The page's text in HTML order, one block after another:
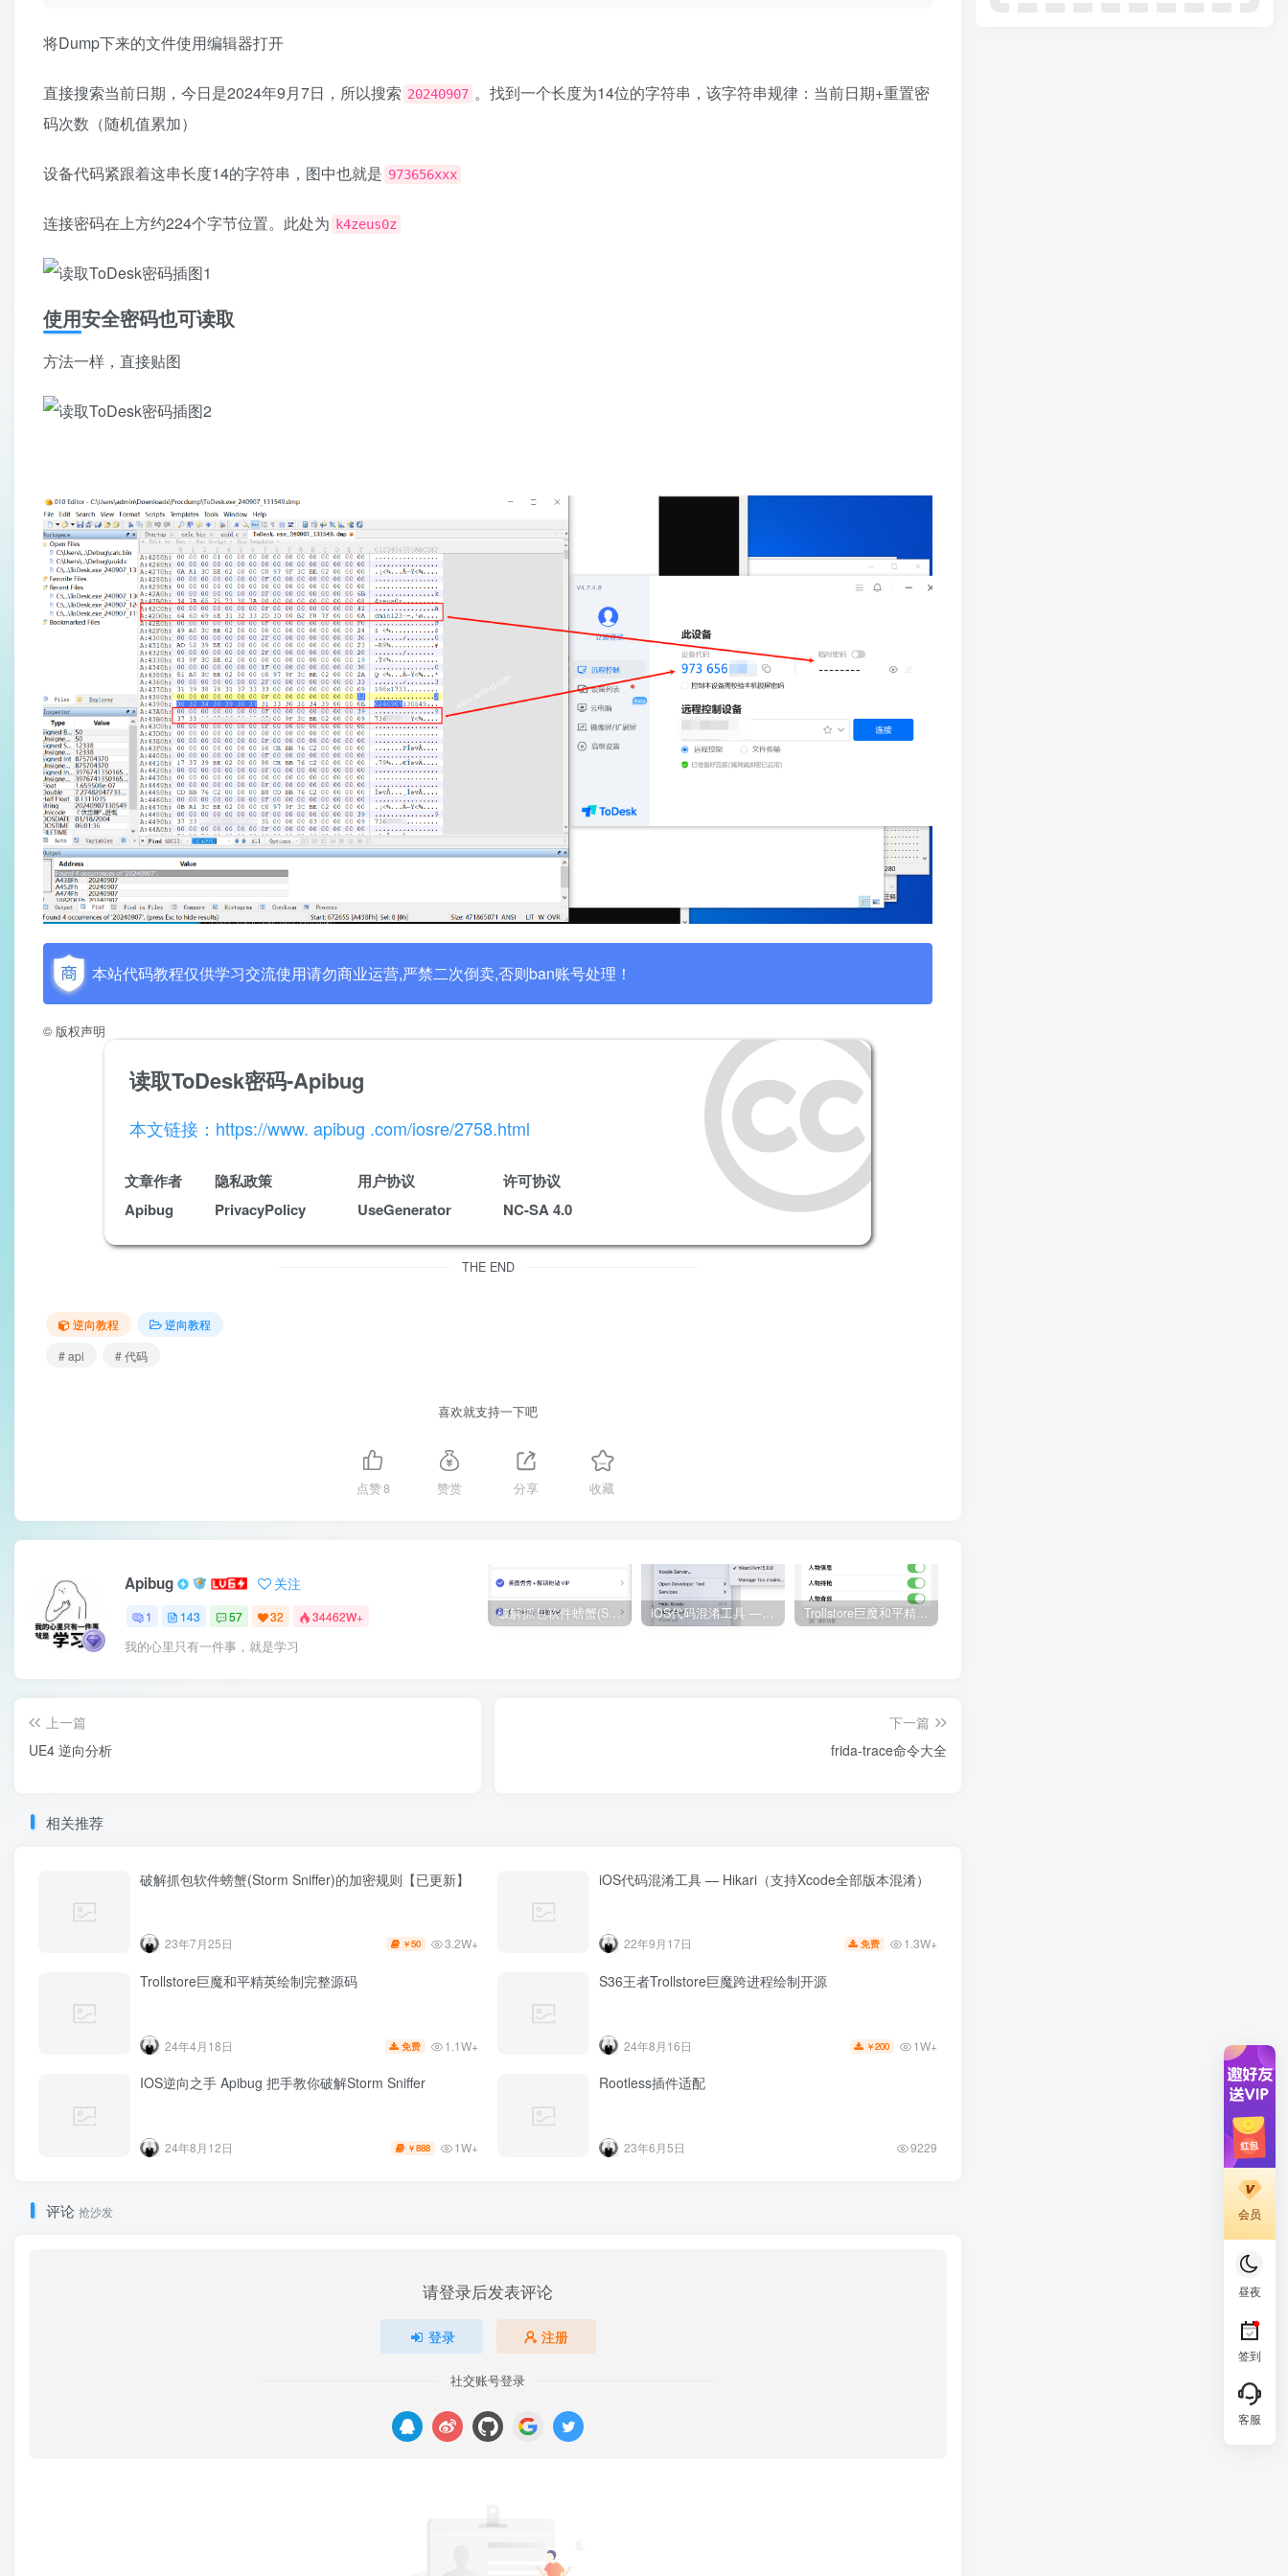
将Dump下来的文件使用编辑器打开
直接搜索当前日期，今日是2024年9月7日，所以搜索 20240907 。找到一个长度为14位的字符串，该字符串规律：当前日期+重置密
码次数（随机值累加）
设备代码紧跟着这串长度14的字符串，图中也就是 973656xxx
连接密码在上方约224个字节位置。此处为 k4zeus0z
使用安全密码也可读取
方法一样，直接贴图
本站代码教程仅供学习交流使用请勿商业运营,严禁二次倒卖,否则ban账号处理！
© 版权声明
读取ToDesk密码-Apibug
本文链接： https://www. apibug .com/iosre/2758.html
文章作者
Apibug
隐私政策
PrivacyPolicy
用户协议
UseGenerator
许可协议
NC-SA 4.0
THE END
逆向教程
逆向教程
# api
# 代码
喜欢就支持一下吧
点赞8 赞赏 分享 收藏
Apibug 关注
1 143 57 32 34462W+
我的心里只有一件事，就是学习
上一篇
UE4 逆向分析
下一篇
frida-trace命令大全
相关推荐
破解抓包软件螃蟹(Storm Sniffer)的加密规则【已更新】
23年7月25日 ￥50 3.2W+
iOS代码混淆工具 — Hikari（支持Xcode全部版本混淆）
22年9月17日 免费 1.3W+
Trollstore巨魔和平精英绘制完整源码
24年4月18日 免费 1.1W+
S36王者Trollstore巨魔跨进程绘制开源
24年8月16日 ￥200 1W+
IOS逆向之手 Apibug 把手教你破解Storm Sniffer
24年8月12日 ￥888 1W+
Rootless插件适配
23年6月5日 9229
评论 抢沙发
请登录后发表评论
登录 注册
社交账号登录
会员
昼夜
签到
客服